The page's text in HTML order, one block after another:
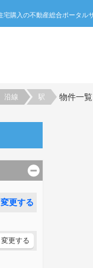
沿線 駅 物件一覧
変更する
変更する